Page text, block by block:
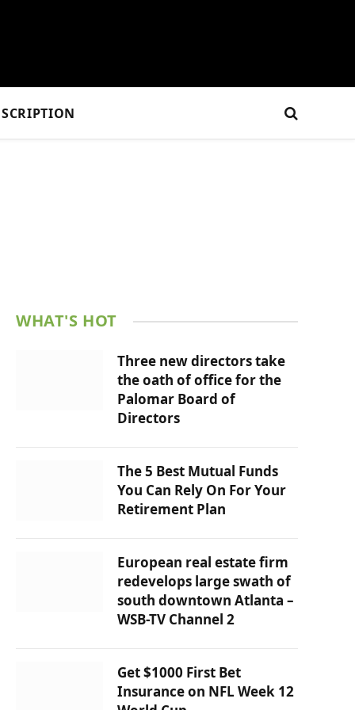
WHAT'S HOT
Three new directors take
the oath of office for the
Palomar Board of
Directors
The 5 Best Mutual Funds
You Can Rely On For Your
Retirement Plan
European real estate firm
redevelops large swath of
south downtown Atlanta –
WSB-TV Channel 2
Get $1000 First Bet
Insurance on NFL Week 12